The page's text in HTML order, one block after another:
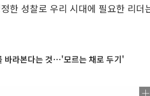
한 성찰로 우리 시대에 필요한 리더
바라본다는 것⋯'모르는 채로 두기'